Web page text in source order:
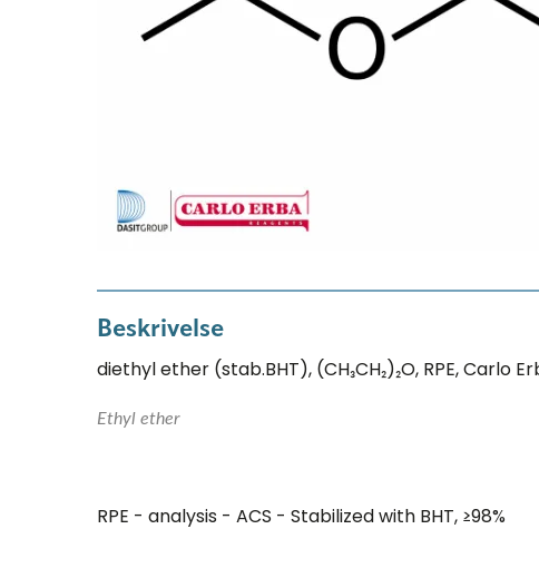
Beskrivelse
diethyl ether (stab.BHT), (CH₃CH₂)₂O, RPE, Carlo
Ethyl ether
RPE - analysis - ACS - Stabilized with BHT, ≥98%